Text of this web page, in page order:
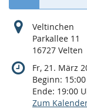
Veltinchen
Parkallee 11
16727 Velten
Fr, 21. März
Beginn: 15:00
Ende: 19:00
Zum